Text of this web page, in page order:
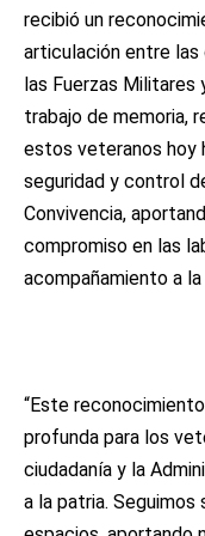
recibió un
articulación entre
las Fuerzas Militares
trabajo de memoria,
estos veteranos hoy
seguridad y control
Convivencia,
compromiso en las
acompañamiento a la
“Este
profunda para los
ciudadanía y la
a la patria. Seguimos